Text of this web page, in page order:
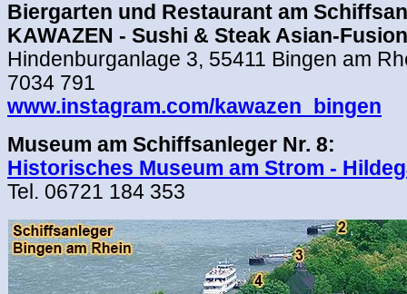
Biergarten und Restaurant am
KAWAZEN - Sushi & Steak Asian-
Hindenburganlage 3, 55411 Bingen am
7034 791
www.instagram.com/kawazen_bingen
Museum am Schiffsanleger Nr. 8:
Historisches Museum am Strom -
Tel. 06721 184 353